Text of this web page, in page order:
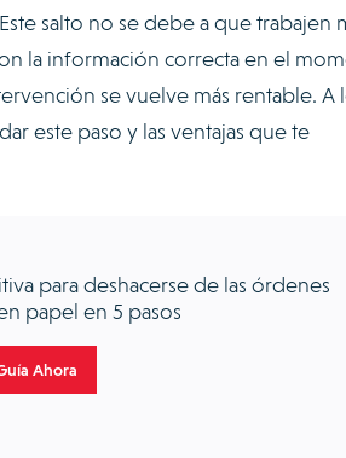
salto no se debe a que trabajen
la información correcta en el
se vuelve más rentable. A
este paso y las ventajas que te
para deshacerse de las órdenes
papel en 5 pasos
Ahora